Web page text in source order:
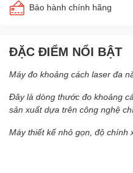
Bảo hành chính hãng
ĐẶC ĐIỂM NỔI BẬT
Máy đo khoảng cách laser đa
Đây là dòng thước đo khoảng
sản xuất dựa trên công nghệ
Máy thiết kế nhỏ gọn, độ chính